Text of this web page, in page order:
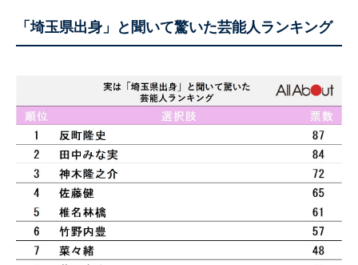
「埼玉県出身」と聞いて驚いた芸能人ランキング